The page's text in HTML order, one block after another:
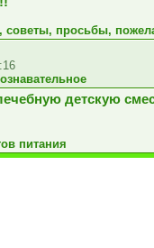
советы, просьбы,
детскую
питания